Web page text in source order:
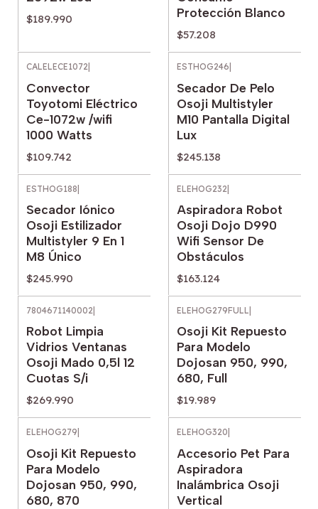
$189.990
Protección Blanco
$57.208
CALELECE1072
Convector
Toyotomi Eléctrico
Ce-1072w /wifi
1000 Watts
$109.742
ESTHOG246
Secador De Pelo
Osoji Multistyler
M10 Pantalla Digital
Lux
$245.138
ESTHOG188|
Secador Iónico
Osoji Estilizador
Multistyler 9 En 1
M8 Único
$245.990
ELEHOG232|
Aspiradora Robot
Osoji Dojo D990
Wifi Sensor De
Obstáculos
$163.124
7804671140002
Robot Limpia
Vidrios Ventanas
Osoji Mado 0,5l 12
Cuotas S/i
$269.990
ELEHOG279FULL
Osoji Kit Repuesto
Para Modelo
Dojosan 950, 990,
680, Full
$19.989
ELEHOG279
Osoji Kit Repuesto
Para Modelo
Dojosan 950, 990,
680, 870
ELEHOG320
Accesorio Pet Para
Aspiradora
Inalámbrica Osoji
Vertical